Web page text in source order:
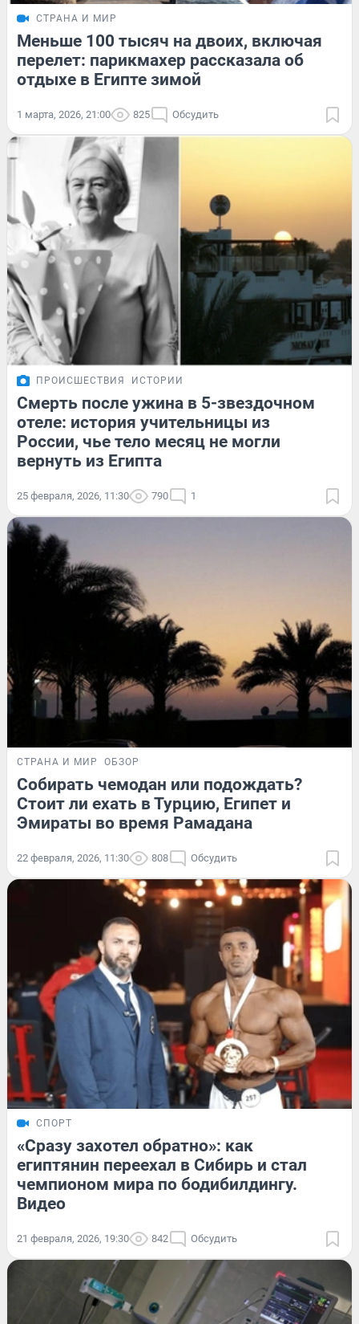
СТРАНА И МИР
Меньше 100 тысяч на двоих, включая
перелет: парикмахер рассказала об
отдыхе в Египте зимой
1 марта, 2026, 21:00 825 Обсудить
ПРОИСШЕСТВИЯ ИСТОРИИ
Смерть после ужина в 5-звездочном
отеле: история учительницы из
России, чье тело месяц не могли
вернуть из Египта
25 февраля, 2026, 11:30 790 1
СТРАНА И МИР ОБЗОР
Собирать чемодан или подождать?
Стоит ли ехать в Турцию, Египет и
Эмираты во время Рамадана
22 февраля, 2026, 11:30 808 Обсудить
СПОРТ
«Сразу захотел обратно»: как
египтянин переехал в Сибирь и стал
чемпионом мира по бодибилдингу.
Видео
21 февраля, 2026, 19:30 842 Обсудить